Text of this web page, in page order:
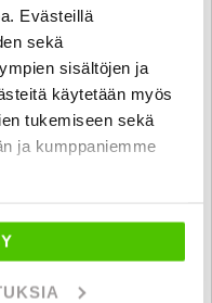
Evästeillä
sekä
sisältöjen ja
käytetään myös
tukemiseen sekä
ja kumppaniemme